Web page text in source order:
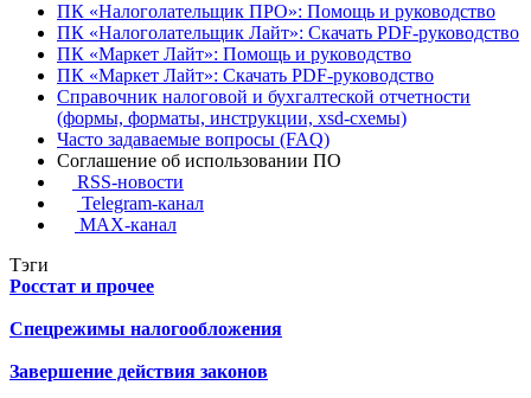
ПК «Налоголательщик ПРО»: Помощь и руководство
ПК «Налоголательщик Лайт»: Скачать PDF-руководство
ПК «Маркет Лайт»: Помощь и руководство
ПК «Маркет Лайт»: Скачать PDF-руководство
Справочник налоговой и бухгалтеской отчетности
(формы, форматы, инструкции, xsd-схемы)
Часто задаваемые вопросы (FAQ)
Соглашение об использовании ПО
RSS-новости
Telegram-канал
MAX-канал
Тэги
Росстат и прочее
Спецрежимы налогообложения
Завершение действия законов